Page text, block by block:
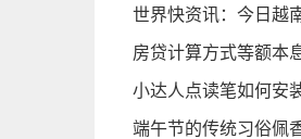
世界快资讯：今日越
房贷计算方式等额本
小达人点读笔如何安
端午节的传统习俗佩